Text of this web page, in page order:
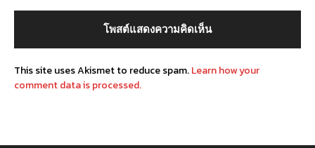
This site uses Akismet to reduce spam.Learn how your
comment data is processed.